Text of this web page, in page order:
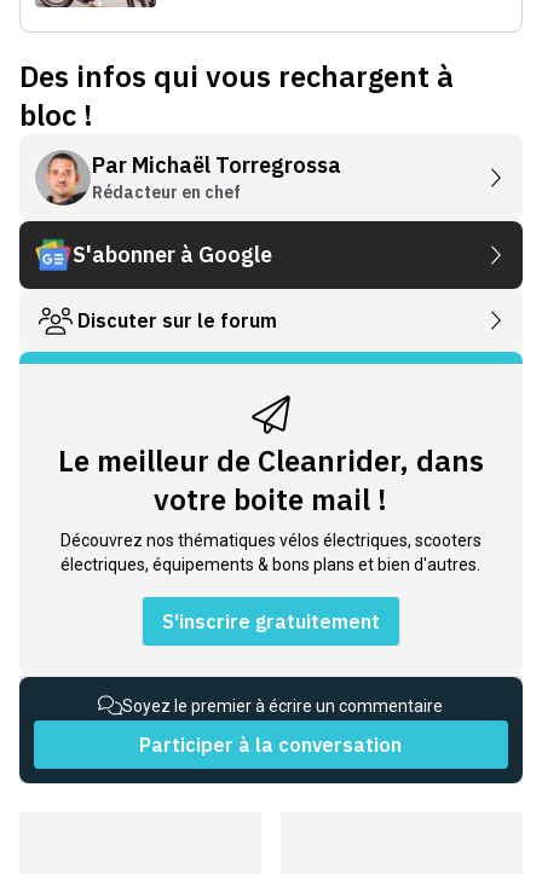
Des infos qui vous rechargent à
bloc !
Par Michaël Torregrossa
Rédacteur en chef
S'abonner à Google
Discuter sur le forum
Le meilleur de Cleanrider, dans
votre boite mail !
Découvrez nos thématiques vélos électriques, scooters
électriques, équipements & bons plans et bien d'autres.
S'inscrire gratuitement
Soyez le premier à écrire un commentaire
Participer à la conversation